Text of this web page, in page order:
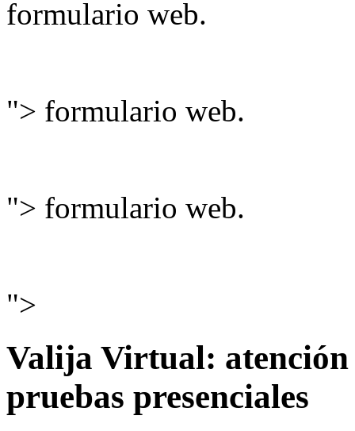
formulario web.
"> formulario web.
"> formulario web.
">
Valija Virtual:
pruebas presenciales